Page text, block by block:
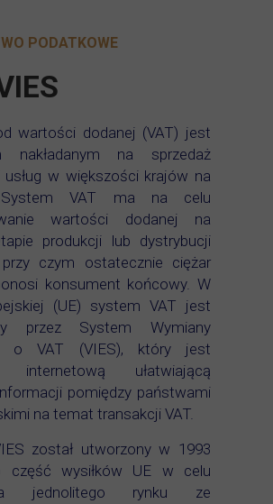
PODATKOWE
wartości dodanej (VAT) jest
nakładanym na sprzedaż
w większości krajów na
System VAT ma na celu
wartości dodanej na
produkcji lub dystrybucji
czym ostatecznie ciężar
konsument końcowy. W
(UE) system VAT jest
przez System Wymiany
o VAT (VIES), który jest
internetową ułatwiającą
pomiędzy państwami
na temat transakcji VAT.
został utworzony w 1993
część wysiłków UE w celu
jednolitego rynku ze